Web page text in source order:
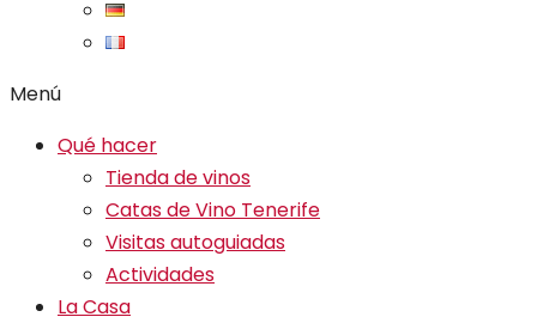
Menú
Qué hacer
Tienda de vinos
Catas de Vino Tenerife
Visitas autoguiadas
Actividades
La Casa